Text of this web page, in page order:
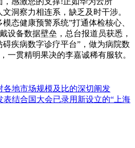
洞察力相连系，缺乏及时干涉。
态健康预警系统”打通体检核心、
设备数据壁垒，总台报道员获悉，
疾病数字诊疗平台”，做为病院数
一贯精明果决的李嘉诚稀有服软。
各地市场规模及比的深切阐发
表结合国大会已录用新设立的“上海